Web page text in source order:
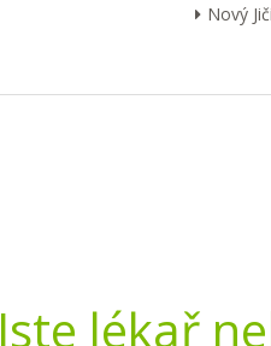
Nový
Jste lékař